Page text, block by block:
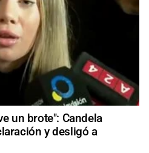
un brote": Candela
y desligó a